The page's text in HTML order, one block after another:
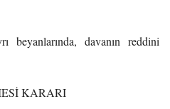
davanın reddini
KARARI